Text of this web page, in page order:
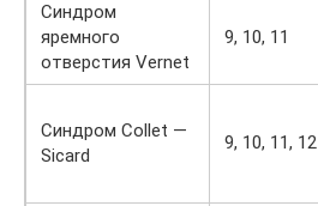
Синдром
яремного
отверстия Vernet
9, 10, 11
Синдром Collet —
Sicard
9, 10, 11, 12